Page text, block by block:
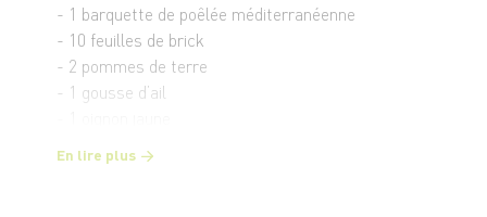
- 1 barquette de poêlée méditerranéenne
- 10 feuilles de brick
- 2 pommes de terre
- 1 gousse d’ail
- 2 c. à c. de cumin
En lire plus